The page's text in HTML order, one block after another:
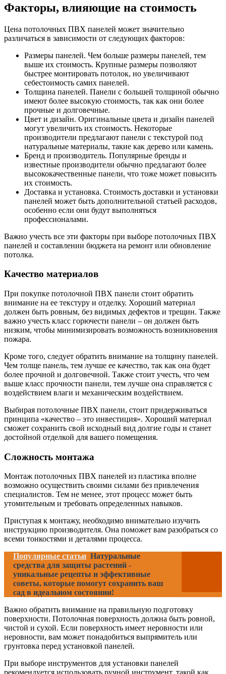
Факторы, влияющие на стоимость
Цена потолочных ПВХ панелей может значительно
различаться в зависимости от следующих факторов:
Размеры панелей. Чем больше размеры панелей, тем
выше их стоимость. Крупные размеры позволяют
быстрее монтировать потолок, но увеличивают
себестоимость самих панелей.
Толщина панелей. Панели с большей толщиной обычно
имеют более высокую стоимость, так как они более
прочные и долговечные.
Цвет и дизайн. Оригинальные цвета и дизайн панелей
могут увеличить их стоимость. Некоторые
производители предлагают панели с текстурой под
натуральные материалы, такие как дерево или камень.
Бренд и производитель. Популярные бренды и
известные производители обычно предлагают более
высококачественные панели, что тоже может повысить
их стоимость.
Доставка и установка. Стоимость доставки и установки
панелей может быть дополнительной статьей расходов,
особенно если они будут выполняться
профессионалами.
Важно учесть все эти факторы при выборе потолочных ПВХ
панелей и составлении бюджета на ремонт или обновление
потолка.
Качество материалов
При покупке потолочной ПВХ панели стоит обратить
внимание на ее текстуру и отделку. Хороший материал
должен быть ровным, без видимых дефектов и трещин. Также
важно учесть класс горючести панели – он должен быть
низким, чтобы минимизировать возможность возникновения
пожара.
Кроме того, следует обратить внимание на толщину панелей.
Чем толще панель, тем лучше ее качество, так как она будет
более прочной и долговечной. Также стоит учесть, что чем
выше класс прочности панели, тем лучше она справляется с
воздействием влаги и механическим воздействием.
Выбирая потолочные ПВХ панели, стоит придерживаться
принципа «качество – это инвестиция». Хороший материал
сможет сохранить свой исходный вид долгие годы и станет
достойной отделкой для вашего помещения.
Сложность монтажа
Монтаж потолочных ПВХ панелей из пластика вполне
возможно осуществить своими силами без привлечения
специалистов. Тем не менее, этот процесс может быть
утомительным и требовать определенных навыков.
Приступая к монтажу, необходимо внимательно изучить
инструкцию производителя. Она поможет вам разобраться со
всеми тонкостями и деталями процесса.
Популярные статьи Натуральные
средства для защиты растений -
уникальные рецепты и эффективные
советы, которые помогут сохранить ваш
сад в идеальном состоянии!
Важно обратить внимание на правильную подготовку
поверхности. Потолочная поверхность должна быть ровной,
чистой и сухой. Если поверхность имеет неровности или
неровности, вам может понадобиться выпрямитель или
грунтовка перед установкой панелей.
При выборе инструментов для установки панелей